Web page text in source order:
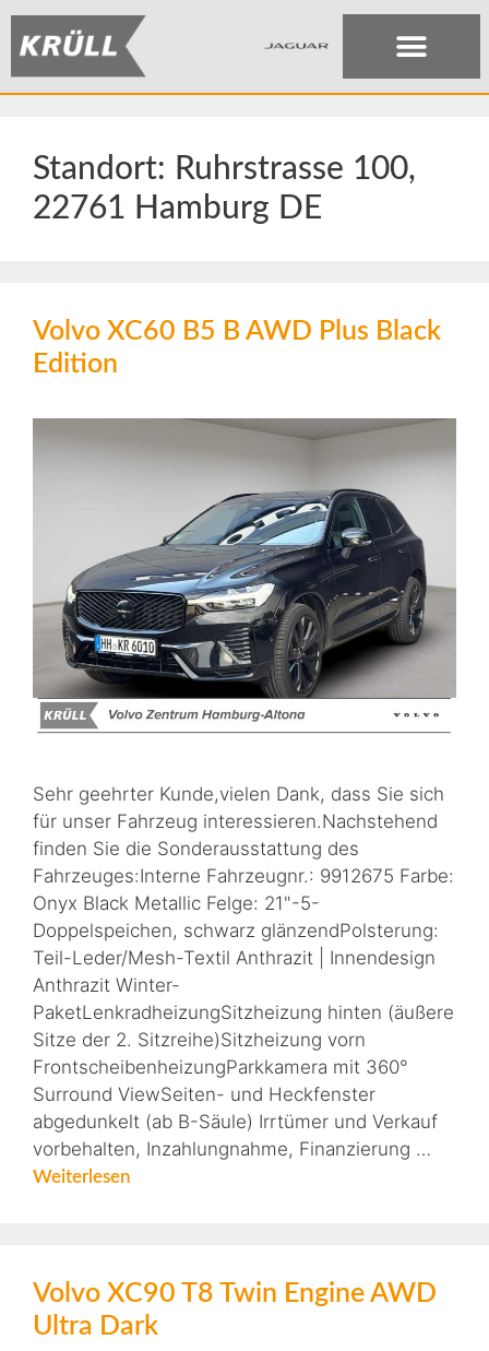
Standort: Ruhrstrasse 100,
22761 Hamburg DE
Volvo XC60 B5 B AWD Plus Black
Edition
Sehr geehrter Kunde,vielen Dank, dass Sie sich
für unser Fahrzeug interessieren.Nachstehend
finden Sie die Sonderausstattung des
Fahrzeuges:Interne Fahrzeugnr.: 9912675 Farbe:
Onyx Black Metallic Felge: 21"-5-
Doppelspeichen, schwarz glänzendPolsterung:
Teil-Leder/Mesh-Textil Anthrazit | Innendesign
Anthrazit Winter-
PaketLenkradheizungSitzheizung hinten (äußere
Sitze der 2. Sitzreihe)Sitzheizung vorn
FrontscheibenheizungParkkamera mit 360°
Surround ViewSeiten- und Heckfenster
abgedunkelt (ab B-Säule) Irrtümer und Verkauf
vorbehalten, Inzahlungnahme, Finanzierung …
Weiterlesen
Volvo XC90 T8 Twin Engine AWD
Ultra Dark